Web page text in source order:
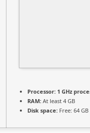
Processor: 1 GHz
RAM: At least 4 GB
Disk space: Free: 64 GB